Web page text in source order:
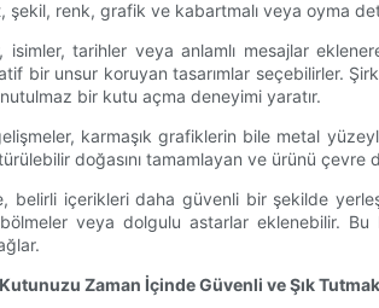
şekil, renk, grafik ve kabartmalı veya oyma
isimler, tarihler veya anlamlı mesajlar
bir unsur koruyan tasarımlar seçebilirler.
bir kutu açma deneyimi yaratır.
karmaşık grafiklerin bile metal
doğasını tamamlayan ve ürünü
belirli içerikleri daha güvenli bir şekilde
veya dolgulu astarlar eklenebilir.
Zaman İçinde Güvenli ve Şık Tutmak